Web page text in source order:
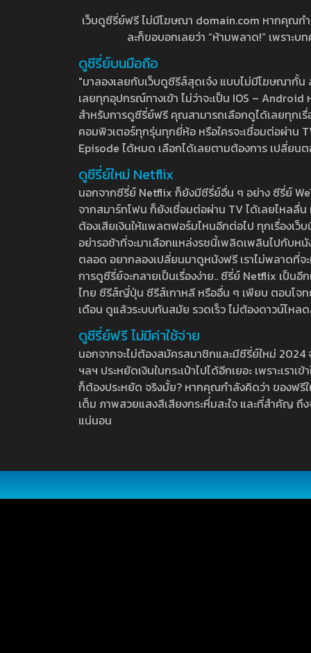
เว็บดูซีรี่ย์ฟรี ไม่มีโฆษณา domain.com หากคุณก
ละก็ขอบอกเลยว่า “ห้ามพลาด!” เพราะ
ดูซีรี่ย์บนมือถือ
"มาลองเลยกับเว็บดูซีรีส์สุดเจ๋ง แบบไม่มีโฆษณากั้
เลยทุกอุปกรณ์ทางเข้า ไม่ว่าจะเป็น IOS –
สำหรับการดูซีรี่ย์ฟรี คุณสามารถเลือกดูได้เลยทุกเ
คอมพิวเตอร์ทุกรุ่นทุกยี่ห้อ หรือใครจะเชื่อมต่อผ่าน
Episode ได้หมด เลือกได้เลยตามต้องการ เปลี่ยน
ดูซีรี่ย์ใหม่ Netflix
นอกจากซีรี่ย์ Netflix ก็ยังมีซีรี่ย์อื่น ๆ อย่าง ซีรี่ย์
จากสมาร์ทโฟน ก็ยังเชื่อมต่อผ่าน TV ได้เลยไหลลื่
ต้องเสียเงินให้แพลตฟอร์มไหนอีกต่อไป ทุกเรื่องเว็
อย่ารอช้าที่จะมาเลือกแหล่งรชนี้เพลิดเพลินไปกับห
ตลอด อยากลองเปลี่ยนมาดูหนังฟรี เราไม่พลาดที่
การดูซีรี่ย์จะกลายเป็นเรื่องง่าย.. ซีรี่ย์ Netflix เป็น
ไทย ซีรีส์ญี่ปุ่น ซีรีส์เกาหลี หรืออื่น ๆ เพียบ ตอบโจท
เดือน ดูแล้วระบบทันสมัย รวดเร็ว ไม่ต้องดาวน์โห
ดูซีรี่ย์ฟรี ไม่มีค่าใช้จ่าย
นอกจากจะไม่ต้องสมัครสมาชิกและมีซีรี่ย์ใหม่
ฯลฯ ประหยัดเงินในกระเป๋าไปได้อีกเยอะ เพราะเร
ก็ต้องประหยัด จริงมั้ย? หากคุณกำลังคิดว่า ของฟ
เต็ม ภาพสวยแสงสีเสียงกระหึ่มสะใจ และที่สำคัญ
แน่นอน